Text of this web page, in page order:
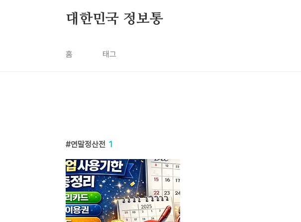
대한민국 정보통
홈 태그
연말정산전 1